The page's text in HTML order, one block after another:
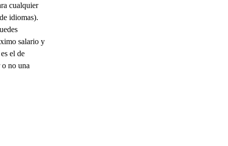
cualquier
idiomas).
salario y
el de
no una